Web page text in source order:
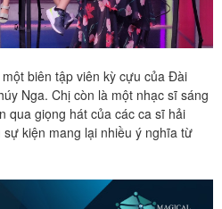
biên tập viên kỳ cựu của Đài
Nga. Chị còn là một nhạc sĩ sáng
qua giọng hát của các ca sĩ hải
kiện mang lại nhiều ý nghĩa từ